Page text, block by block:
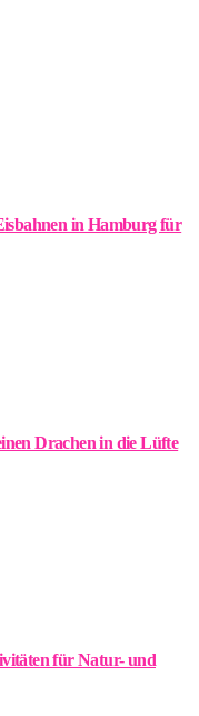
in Hamburg für
Drachen in die Lüfte
für Natur- und